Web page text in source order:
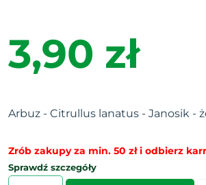
3,90 zł
Arbuz - Citrullus lanatus - Janosik -
Zrób zakupy za min. 50 zł i odbierz
Sprawdź szczegóły